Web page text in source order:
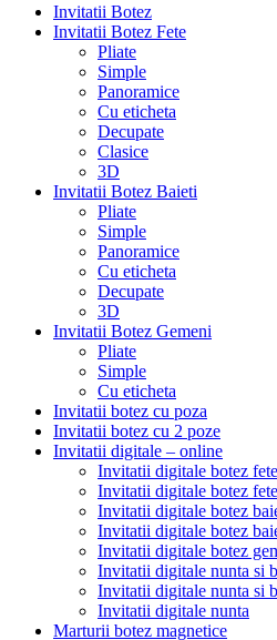
Invitatii Botez
Invitatii Botez Fete
Pliate
Simple
Panoramice
Cu eticheta
Decupate
Clasice
3D
Invitatii Botez Baieti
Pliate
Simple
Panoramice
Cu eticheta
Decupate
3D
Invitatii Botez Gemeni
Pliate
Simple
Cu eticheta
Invitatii botez cu poza
Invitatii botez cu 2 poze
Invitatii digitale – online
Invitatii digitale botez fete
Invitatii digitale botez
Invitatii digitale botez
Invitatii digitale botez
Invitatii digitale botez
Invitatii digitale nunta si
Invitatii digitale nunta si
Invitatii digitale nunta
Marturii botez magnetice